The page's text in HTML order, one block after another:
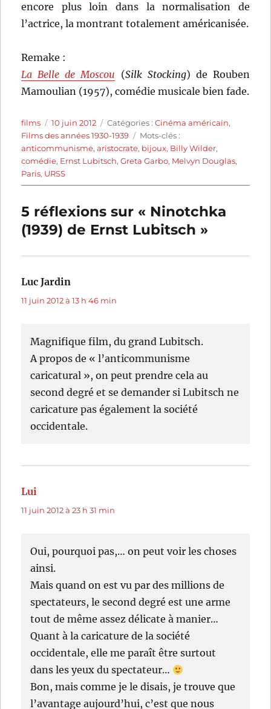
encore plus loin dans la normalisation de
l’actrice, la montrant totalement américanisée.
Remake :
La Belle de Moscou (Silk Stocking) de Rouben
Mamoulian (1957), comédie musicale bien fade.
Auteur
films
Publié
le
10 juin 2012 Catégories
Catégories :Cinéma américain,
Films des années 1930-1939
Étiquettes
Mots-clés :
anticommunisme,aristocrate, bijoux, Billy Wilder,
comédie, Ernst Lubitsch,Greta Garbo, Melvyn Douglas,
Paris, URSS
5 réflexions sur « Ninotchka
(1939) de Ernst Lubitsch »
Luc Jardin
11 juin 2012 à 13 h 46 min
Magnifique film, du grand Lubitsch.
A propos de « l’anticommunisme
caricatural », on peut prendre cela au
second degré et se demander si Lubitsch ne
caricature pas également la société
occidentale.
Lui
11 juin 2012 à 23 h 31 min
Oui, pourquoi pas,… on peut voir les choses
ainsi.
Mais quand on est vu par des millions de
spectateurs, le second degré est une arme
tout de même assez délicate à manier…
Quant à la caricature de la société
occidentale, elle me paraît être surtout
dans les yeux du spectateur…
Bon, mais comme je le disais, je trouve que
l’avantage aujourd’hui, c’est que nous